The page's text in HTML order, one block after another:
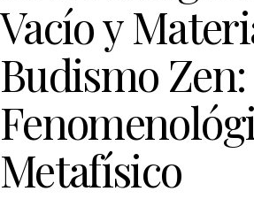
Vacío y
Budismo
Metafísico